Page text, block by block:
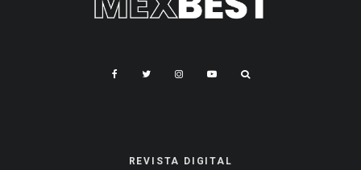
REVISTA DIGITAL